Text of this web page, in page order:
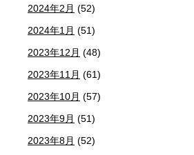
2024年2月 (52)
2024年1月 (51)
2023年12月 (48)
2023年11月 (61)
2023年10月 (57)
2023年9月 (51)
2023年8月 (52)